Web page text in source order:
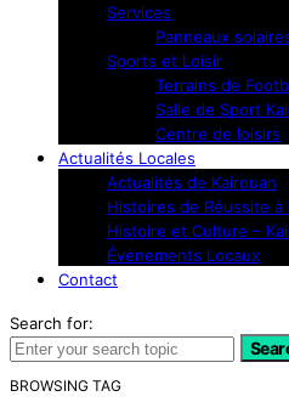
Services
Panneaux
Sports et Loisir
Terrains de
Salle de Sport
Centre de loisirs
Actualités Locales
Actualités de Kairouan
Histoires de Réussite à
Histoire et Culture –
Événements Locaux
Contact
Search for:
BROWSING TAG